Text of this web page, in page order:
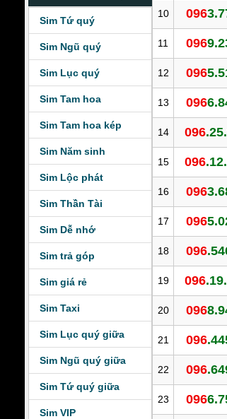
Sim Tứ quý
Sim Ngũ quý
Sim Lục quý
Sim Tam hoa
Sim Tam hoa kép
Sim Năm sinh
Sim Lộc phát
Sim Thần Tài
Sim Dễ nhớ
Sim trả góp
Sim giá rẻ
Sim Taxi
Sim Lục quý giữa
Sim Ngũ quý giữa
Sim Tứ quý giữa
Sim VIP
10 096
11 096
12 096
13 096
14 096
15 096
16 096
17 096
18 096
19 096
20 096
21 096
22 096
23 096